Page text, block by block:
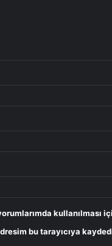
kullanılması
bu tarayıcıya